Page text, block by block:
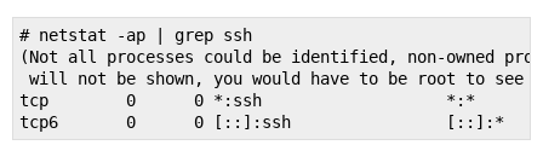
# netstat -ap | grep ssh
(Not all processes could be identified, non-owned
will not be shown, you would have to be root to
tcp        0      0 *:ssh                   *:*
tcp6       0      0 [::]:ssh                [::]:*